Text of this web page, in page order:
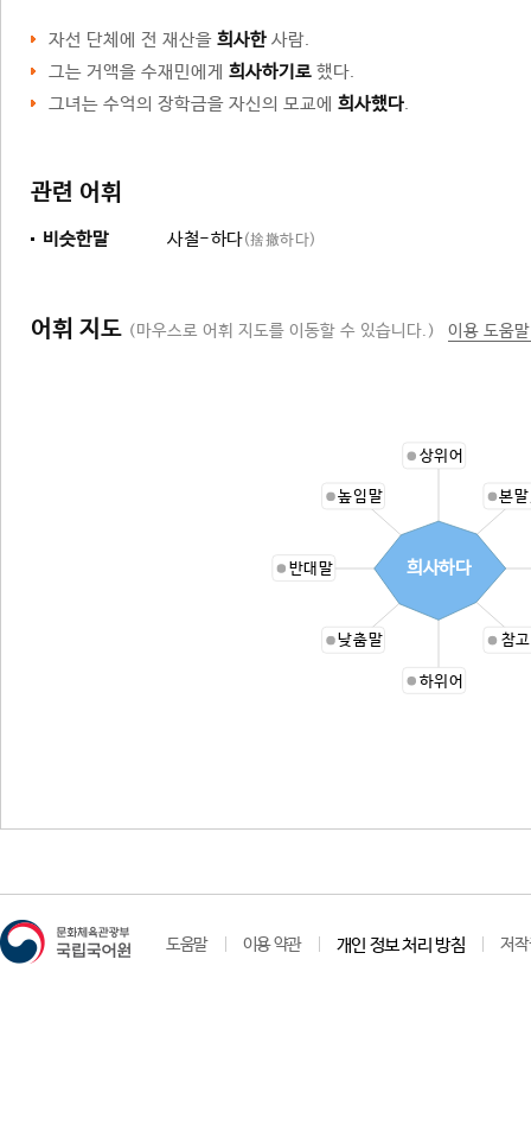
자선 단체에 전 재산을 희사한 사람.
그는 거액을 수재민에게 희사하기로 했다.
그녀는 수억의 장학금을 자신의 모교에 희사했다.
관련 어휘
비슷한말 사철-하다(捨撤하다)
어휘 지도 (마우스로 어휘 지도를 이동할 수 있습니다.) 이용 도움
상위어
본
참
하위어
낮춤말
반대말
높임말
희사하다
도움말 이용 약관 개인 정보 처리 방침 저